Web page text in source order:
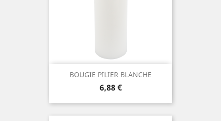
BOUGIE PILIER BLANCHE
Prix
6,88 €